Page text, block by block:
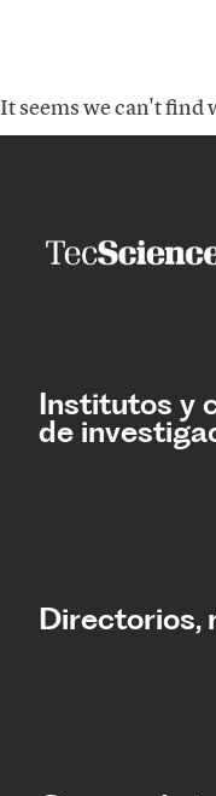
It seems we can't find
Institutos y
de
Directorios,